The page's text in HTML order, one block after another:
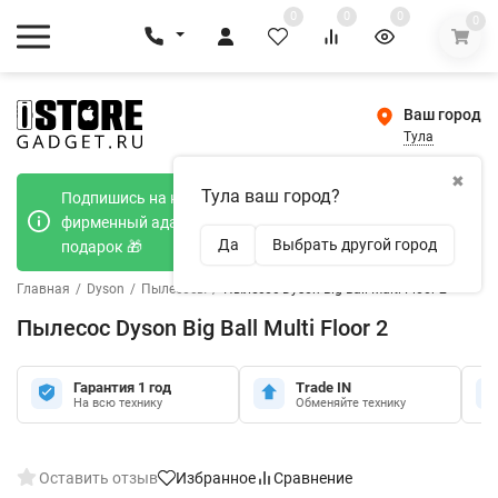
0 0 0 0
Ваш город
Тула
✖
Тула ваш город?
Да Выбрать другой город
Подпишись на наш телеграмм канал и получи
фирменный адаптер Type-C 20W при покупке в
подарок 🎁
Главная / Dyson / Пылесосы / Пылесос Dyson Big Ball Multi Floor 2
Пылесос Dyson Big Ball Multi Floor 2
Гарантия 1 год
На всю технику
Trade IN
Обменяйте технику
Оставить отзыв Избранное Сравнение